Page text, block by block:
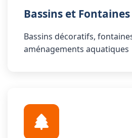
Bassins et Fontaines
Bassins décoratifs,
aménagements aquatiques